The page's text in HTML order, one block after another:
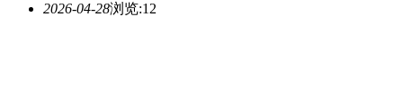
2026-04-28浏览:12